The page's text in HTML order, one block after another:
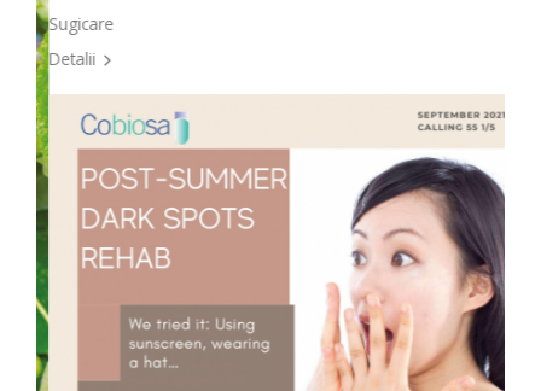
Sugicare
Detalii